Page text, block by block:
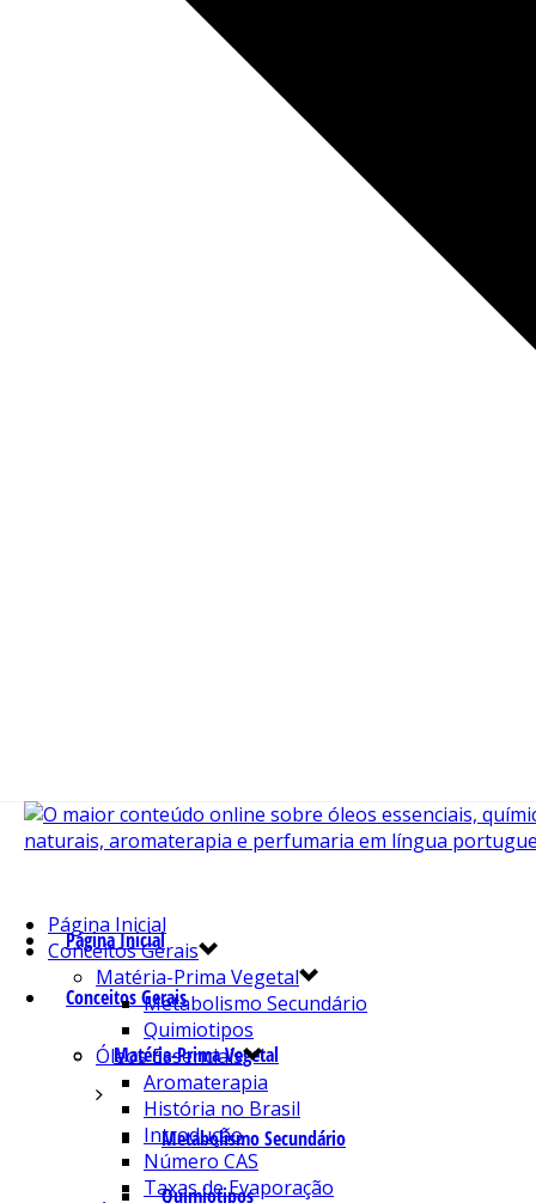
Página Inicial
Conceitos Gerais
Matéria-Prima Vegetal
Metabolismo Secundário
Quimiotipos
Página Inicial
Conceitos Gerais
Matéria-Prima Vegetal
Metabolismo Secundário
Quimiotipos
Óleos Essenciais
Aromaterapia
História no Brasil
Introdução
Número CAS
Taxas de Evaporação